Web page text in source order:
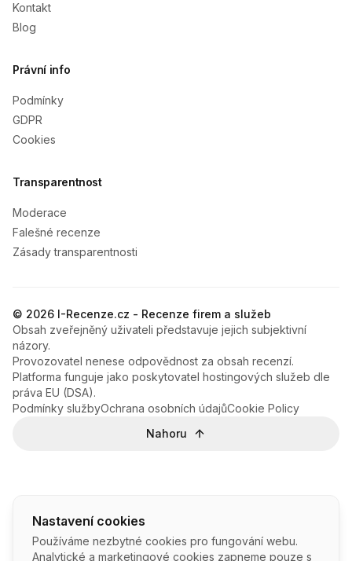
Nastavení cookies
Používáme nezbytné cookies pro fungování webu.
Analytické a marketingové cookies zapneme pouze s
Kontakt
Blog
Právní info
Podmínky
GDPR
Cookies
Transparentnost
Moderace
Falešné recenze
Zásady transparentnosti
© 2026 I-Recenze.cz - Recenze firem a služeb
Obsah zveřejněný uživateli představuje jejich subjektivní
názory.
Provozovatel nenese odpovědnost za obsah recenzí.
Platforma funguje jako poskytovatel hostingových služeb dle
práva EU (DSA).
Podmínky službyOchrana osobních údajůCookie Policy
Nahoru